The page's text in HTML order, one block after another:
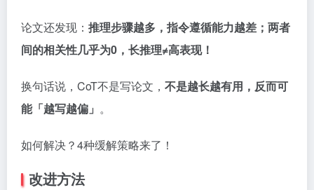
论文还发现： 推理步骤越多，指令遵循能力越差；两者
间的相关性几乎为0，长推理≠高表现！
换句话说，CoT不是写论文， 不是越长越有用，反而可
能「越写越偏」 。
如何解决？4种缓解策略来了！
改进方法